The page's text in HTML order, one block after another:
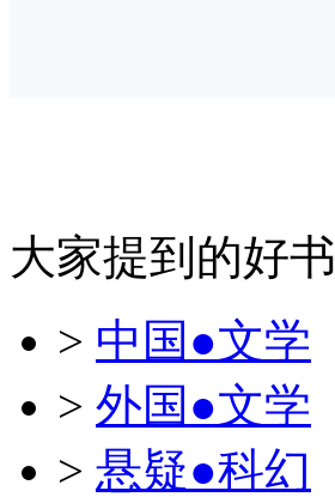
大家提到的好书
> 中国●文学
> 外国●文学
> 悬疑●科幻